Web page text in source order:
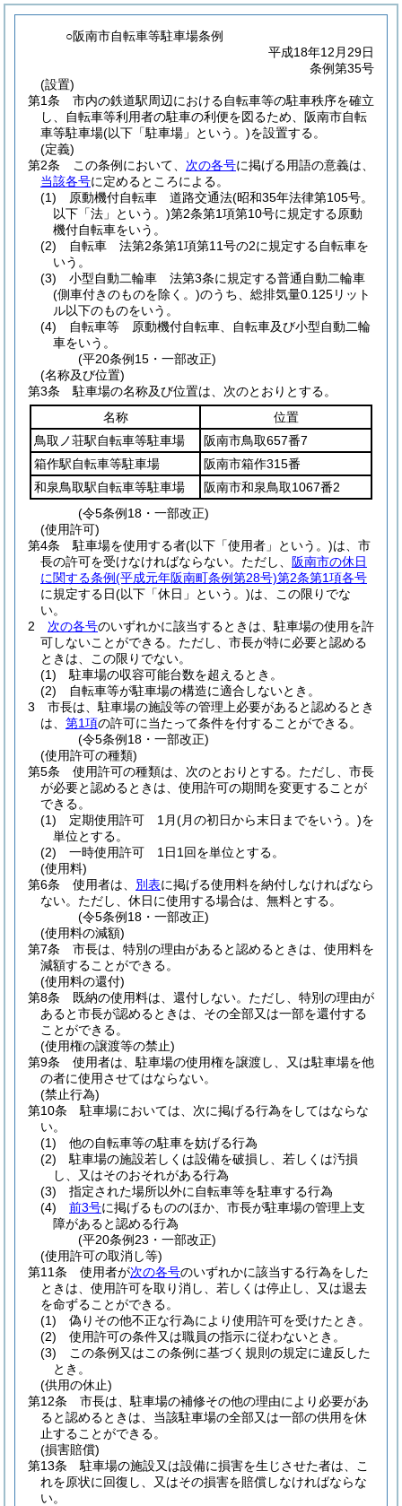
○阪南市自転車等駐車場条例
平成18年12月29日
条例第35号
(設置)
第1条
市内の鉄道駅周辺における自転車等の駐車秩序を確立
し、自転車等利用者の駐車の利便を図るため、阪南市自転
車等駐車場(以下「駐車場」という。)を設置する。
(定義)
第2条
この条例において、 次の各号に掲げる用語の意義は、
当該各号に定めるところによる。
(1)
原動機付自転車 道路交通法(昭和35年法律第105号。
以下「法」という。)第2条第1項第10号に規定する原動
機付自転車をいう。
(2)
自転車 法第2条第1項第11号の2に規定する自転車を
いう。
(3)
小型自動二輪車 法第3条に規定する普通自動二輪車
(側車付きのものを除く。)のうち、総排気量0.125リット
ル以下のものをいう。
(4)
自転車等 原動機付自転車、自転車及び小型自動二輪
車をいう。
(平20条例15・一部改正)
(名称及び位置)
第3条
駐車場の名称及び位置は、次のとおりとする。
名称
位置
鳥取ノ荘駅自転車等駐車場
阪南市鳥取657番7
箱作駅自転車等駐車場
阪南市箱作315番
和泉鳥取駅自転車等駐車場
阪南市和泉鳥取1067番2
(令5条例18・一部改正)
(使用許可)
第4条
駐車場を使用する者(以下「使用者」という。)は、市
長の許可を受けなければならない。 ただし、
阪南市の休日
に関する条例(平成元年阪南町条例第28号)第2条第1項各号
に規定する日(以下「休日」という。)は、この限りでな
い。
2
次の各号のいずれかに該当するときは、駐車場の使用を許
可しないことができる。 ただし、市長が特に必要と認める
ときは、この限りでない。
(1)
駐車場の収容可能台数を超えるとき。
(2)
自転車等が駐車場の構造に適合しないとき。
3
市長は、駐車場の施設等の管理上必要があると認めるとき
は、 第1項の許可に当たって条件を付することができる。
(令5条例18・一部改正)
(使用許可の種類)
第5条
使用許可の種類は、次のとおりとする。 ただし、市長
が必要と認めるときは、使用許可の期間を変更することが
できる。
(1)
定期使用許可 1月(月の初日から末日までをいう。)を
単位とする。
(2)
一時使用許可 1日1回を単位とする。
(使用料)
第6条
使用者は、 別表に掲げる使用料を納付しなければなら
ない。 ただし、休日に使用する場合は、無料とする。
(令5条例18・一部改正)
(使用料の減額)
第7条
市長は、特別の理由があると認めるときは、使用料を
減額することができる。
(使用料の還付)
第8条
既納の使用料は、還付しない。 ただし、特別の理由が
あると市長が認めるときは、その全部又は一部を還付する
ことができる。
(使用権の譲渡等の禁止)
第9条
使用者は、駐車場の使用権を譲渡し、又は駐車場を他
の者に使用させてはならない。
(禁止行為)
第10条
駐車場においては、次に掲げる行為をしてはならな
い。
(1)
他の自転車等の駐車を妨げる行為
(2)
駐車場の施設若しくは設備を破損し、若しくは汚損
し、又はそのおそれがある行為
(3)
指定された場所以外に自転車等を駐車する行為
(4)
前3号に掲げるもののほか、市長が駐車場の管理上支
障があると認める行為
(平20条例23・一部改正)
(使用許可の取消し等)
第11条
使用者が次の各号のいずれかに該当する行為をした
ときは、使用許可を取り消し、若しくは停止し、又は退去
を命ずることができる。
(1)
偽りその他不正な行為により使用許可を受けたとき。
(2)
使用許可の条件又は職員の指示に従わないとき。
(3)
この条例又はこの条例に基づく規則の規定に違反した
とき。
(供用の休止)
第12条
市長は、駐車場の補修その他の理由により必要があ
ると認めるときは、当該駐車場の全部又は一部の供用を休
止することができる。
(損害賠償)
第13条
駐車場の施設又は設備に損害を生じさせた者は、こ
れを原状に回復し、又はその損害を賠償しなければならな
い。